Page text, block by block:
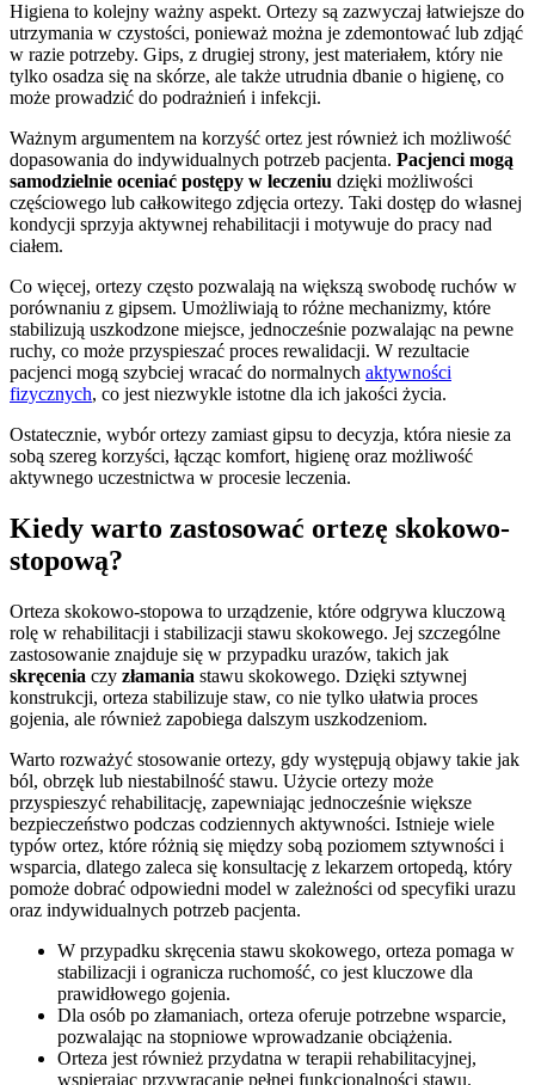
Higiena to kolejny ważny aspekt. Ortezy są zazwyczaj łatwiejsze do
utrzymania w czystości, ponieważ można je zdemontować lub zdjąć
w razie potrzeby. Gips, z drugiej strony, jest materiałem, który nie
tylko osadza się na skórze, ale także utrudnia dbanie o higienę, co
może prowadzić do podrażnień i infekcji.
Ważnym argumentem na korzyść ortez jest również ich możliwość
dopasowania do indywidualnych potrzeb pacjenta. Pacjenci mogą
samodzielnie oceniać postępy w leczeniu dzięki możliwości
częściowego lub całkowitego zdjęcia ortezy. Taki dostęp do własnej
kondycji sprzyja aktywnej rehabilitacji i motywuje do pracy nad
ciałem.
Co więcej, ortezy często pozwalają na większą swobodę ruchów w
porównaniu z gipsem. Umożliwiają to różne mechanizmy, które
stabilizują uszkodzone miejsce, jednocześnie pozwalając na pewne
ruchy, co może przyspieszać proces rewalidacji. W rezultacie
pacjenci mogą szybciej wracać do normalnych aktywności
fizycznych, co jest niezwykle istotne dla ich jakości życia.
Ostatecznie, wybór ortezy zamiast gipsu to decyzja, która niesie za
sobą szereg korzyści, łącząc komfort, higienę oraz możliwość
aktywnego uczestnictwa w procesie leczenia.
Kiedy warto zastosować ortezę skokowo-
stopową?
Orteza skokowo-stopowa to urządzenie, które odgrywa kluczową
rolę w rehabilitacji i stabilizacji stawu skokowego. Jej szczególne
zastosowanie znajduje się w przypadku urazów, takich jak
skręcenia czy złamania stawu skokowego. Dzięki sztywnej
konstrukcji, orteza stabilizuje staw, co nie tylko ułatwia proces
gojenia, ale również zapobiega dalszym uszkodzeniom.
Warto rozważyć stosowanie ortezy, gdy występują objawy takie jak
ból, obrzęk lub niestabilność stawu. Użycie ortezy może
przyspieszyć rehabilitację, zapewniając jednocześnie większe
bezpieczeństwo podczas codziennych aktywności. Istnieje wiele
typów ortez, które różnią się między sobą poziomem sztywności i
wsparcia, dlatego zaleca się konsultację z lekarzem ortopedą, który
pomoże dobrać odpowiedni model w zależności od specyfiki urazu
oraz indywidualnych potrzeb pacjenta.
W przypadku skręcenia stawu skokowego, orteza pomaga w
stabilizacji i ogranicza ruchomość, co jest kluczowe dla
prawidłowego gojenia.
Dla osób po złamaniach, orteza oferuje potrzebne wsparcie,
pozwalając na stopniowe wprowadzanie obciążenia.
Orteza jest również przydatna w terapii rehabilitacyjnej,
wspierając przywracanie pełnej funkcjonalności stawu.